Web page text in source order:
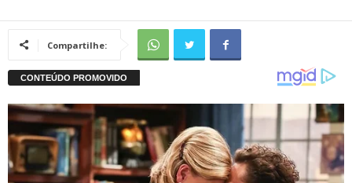
Compartilhe: